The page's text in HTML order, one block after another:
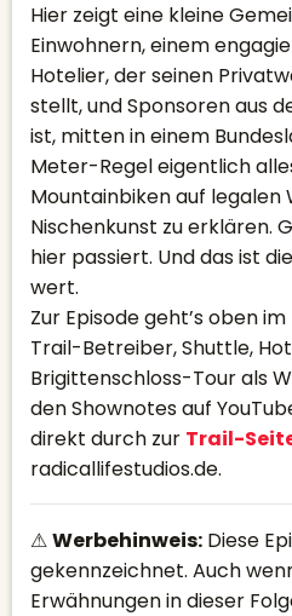
Hier zeigt eine kleine
Einwohnern, einem
Hotelier, der seinen
stellt, und Sponsoren aus
ist, mitten in einem
Meter-Regel eigentlich
Mountainbiken auf legalen
Nischenkunst zu erklären.
hier passiert. Und das ist
wert.
Zur Episode geht’s oben
Trail-Betreiber, Shuttle,
Brigittenschloss-Tour als
den Shownotes auf
direkt durch zur Trail-
radicallifestudios.de.
⚠Werbehinweis: Diese
gekennzeichnet. Auch
Erwähnungen in dieser